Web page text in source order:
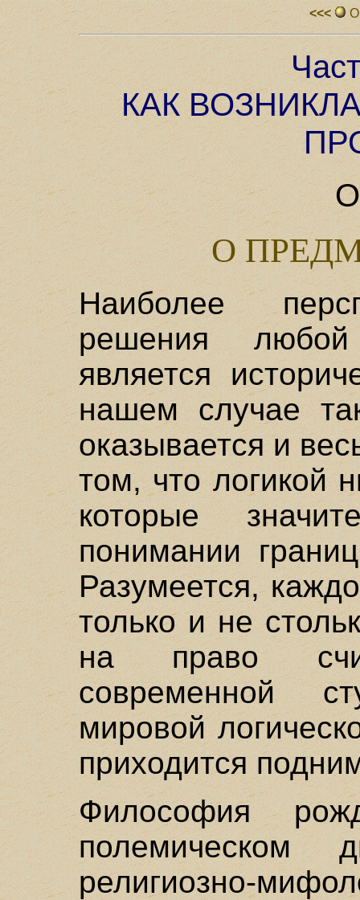
<<<
КАК
О
Наиболее
решения
является
нашем случае
оказывается и
том, что логикой
которые
понимании
Разумеется,
только и не
на право
современной
мировой
приходится
Философия
полемическом
религиозно-